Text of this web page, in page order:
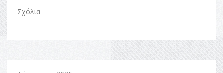
Σχόλια